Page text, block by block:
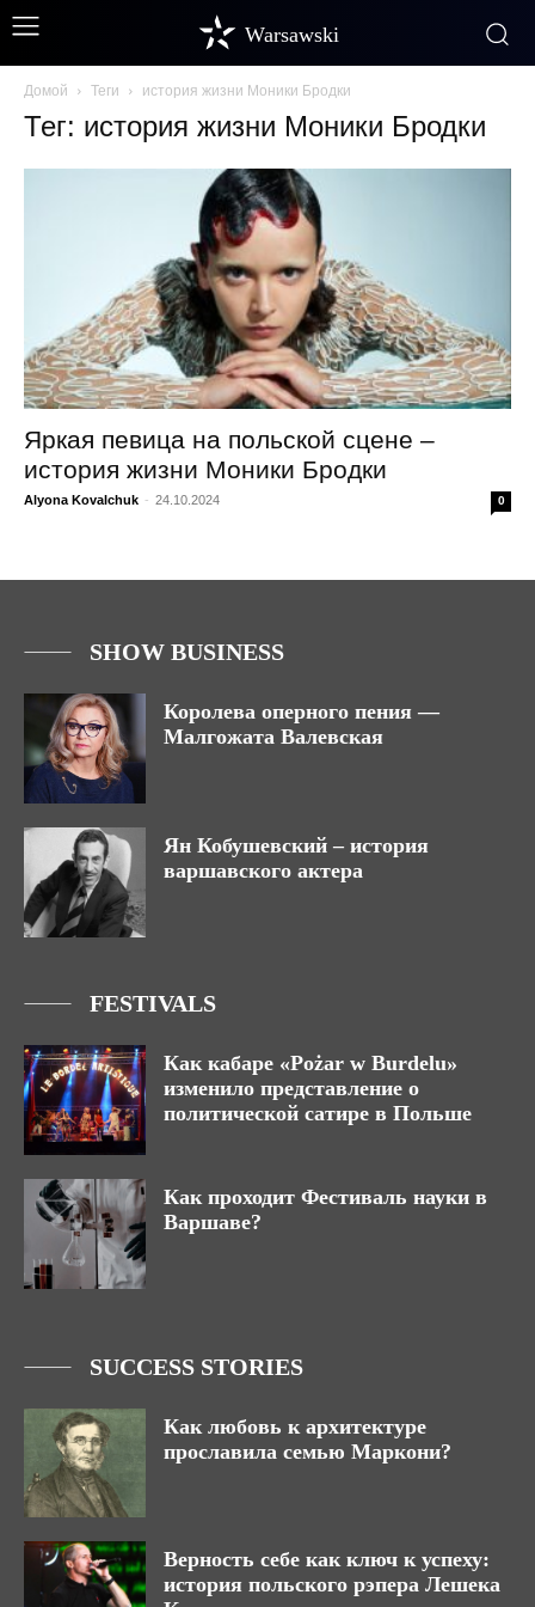
Warsawski
Домой Теги история жизни Моники Бродки
Тег: история жизни Моники Бродки
Яркая певица на польской сцене –
история жизни Моники Бродки
Alyona Kovalchuk - 24.10.2024 0
SHOW BUSINESS
Королева оперного пения —
Малгожата Валевская
Ян Кобушевский – история
варшавского актера
FESTIVALS
Как кабаре «Pożar w Burdelu»
изменило представление о
политической сатире в Польше
Как проходит Фестиваль науки в
Варшаве?
SUCCESS STORIES
Как любовь к архитектуре
прославила семью Маркони?
Верность себе как ключ к успеху:
история польского рэпера Лешека